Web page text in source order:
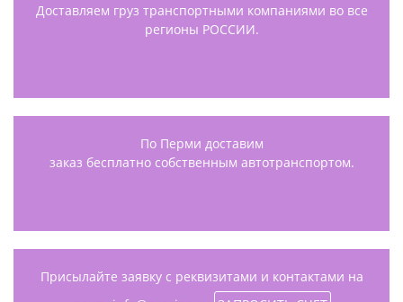
Доставляем груз транспортными компаниями во все
регионы РОССИИ.
По Перми доставим
заказ бесплатно собственным автотранспортом.
Присылайте заявку с реквизитами и контактами на